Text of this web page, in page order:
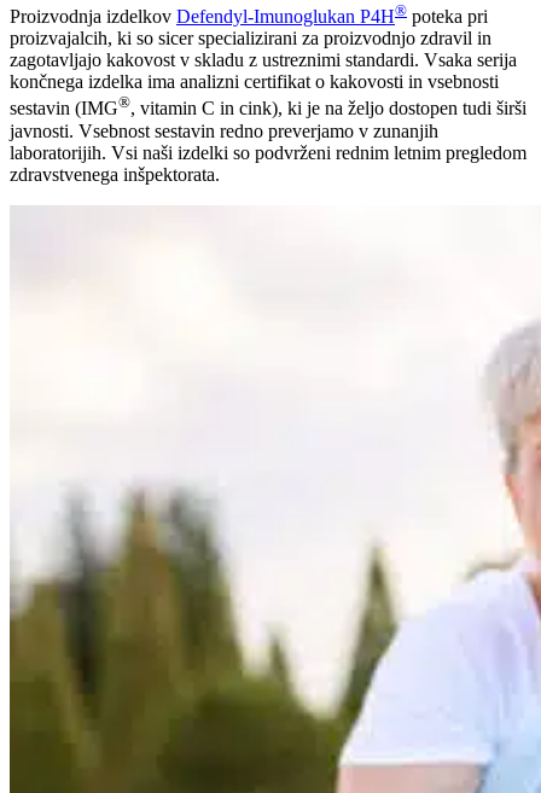
Proizvodnja izdelkov Defendyl-Imunoglukan P4H® poteka pri
proizvajalcih, ki so sicer specializirani za proizvodnjo zdravil in
zagotavljajo kakovost v skladu z ustreznimi standardi. Vsaka serija
končnega izdelka ima analizni certifikat o kakovosti in vsebnosti
sestavin (IMG®, vitamin C in cink), ki je na željo dostopen tudi širši
javnosti. Vsebnost sestavin redno preverjamo v zunanjih
laboratorijih. Vsi naši izdelki so podvrženi rednim letnim pregledom
zdravstvenega inšpektorata.